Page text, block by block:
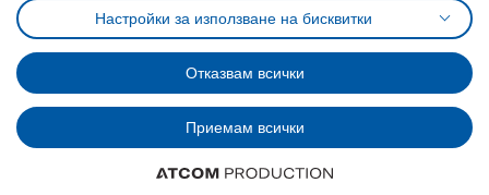
Условия за ползване на ikea.bgОбща политика за личните данни
Политика за защита на личните данни на ikea.bg
Общи условия на програма IKEA Family
Политика за защита на лични данни на програма IKEA Family
© Inter-IKEA Systems B.V. 1999 - 2025
Настройки за използване на бисквитки
Отказвам всички
Приемам всички